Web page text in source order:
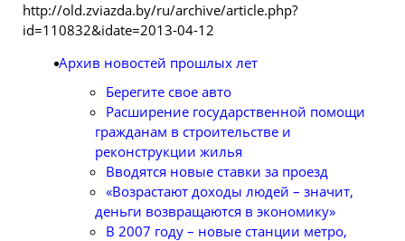
http://old.zviazda.by/ru/archive/article.php?
id=110832&idate=2013-04-12
Архив новостей прошлых лет
Берегите свое авто
Расширение государственной помощи
гражданам в строительстве и
реконструкции жилья
Вводятся новые ставки за проезд
«Возрастают доходы людей – значит,
деньги возвращаются в экономику»
В 2007 году – новые станции метро,